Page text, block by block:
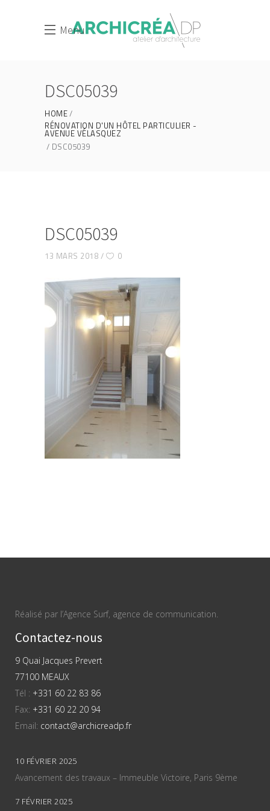
Menu
DSC05039
HOME
RÉNOVATION D'UN HÔTEL PARTICULIER -
AVENUE VÉLASQUEZ
DSC05039
DSC05039
13 MARS 2018 0
Réalisé par l’Agence Surf, agence de communication.
Contactez-nous
9 Quai Jacques Prevert
77100 MEAUX
Tél : +331 60 22 83 86
Fax: +331 60 22 20 94
Email: contact@archicreadp.fr
10 FÉVRIER 2025
Avancement des travaux – Immeuble Victoire, Paris 9ème
7 FÉVRIER 2025